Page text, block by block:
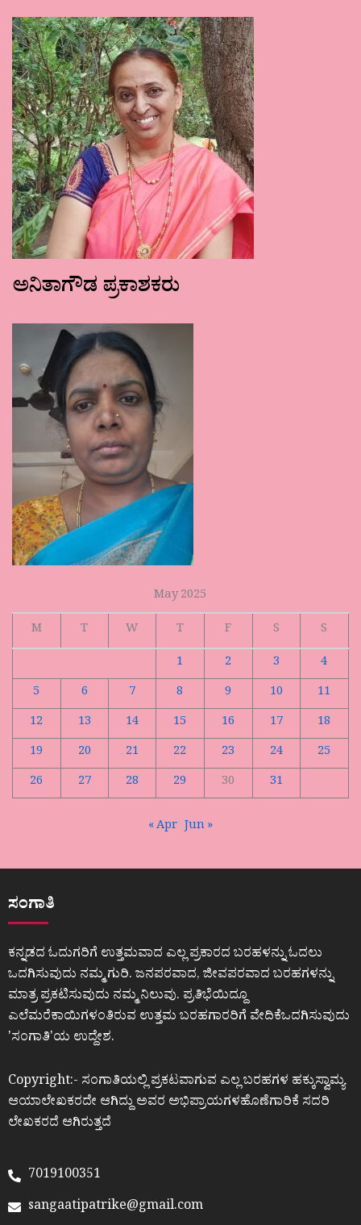
ಅನಿತಾಗೌಡ ಪ್ರಕಾಶಕರು
May 2025
M
T W T F S
S
1
2 3
4
5
6 7 8 9 10
11
12
13 14 15 16 17
18
19
20 21 22 23 24
25
26
27 28 29 30 31
« Apr Jun »
ಸಂಗಾತಿ
ಕನ್ನಡದ ಓದುಗರಿಗೆ ಉತ್ತಮವಾದ ಎಲ್ಲ ಪ್ರಕಾರದ ಬರಹಳನ್ನು ಓದಲು
ಒದಗಿಸುವುದು ನಮ್ಮ ಗುರಿ. ಜನಪರವಾದ, ಜೀವಪರವಾದ ಬರಹಗಳನ್ನು
ಮಾತ್ರ ಪ್ರಕಟಿಸುವುದು ನಮ್ಮ ನಿಲುವು. ಪ್ರತಿಭೆಯಿದ್ದೂ
ಎಲೆಮರೆಕಾಯಿಗಳಂತಿರುವ ಉತ್ತಮ ಬರಹಗಾರರಿಗೆ ವೇದಿಕೆಒದಗಿಸುವುದು
ʼಸಂಗಾತಿʼಯ ಉದ್ದೇಶ.
Copyright:- ಸಂಗಾತಿಯಲ್ಲಿ ಪ್ರಕಟವಾಗುವ ಎಲ್ಲ ಬರಹಗಳ ಹಕ್ಕುಸ್ವಾಮ್ಯ
ಆಯಾಲೇಖಕರದೇ ಆಗಿದ್ದು ಅವರ ಅಭಿಪ್ರಾಯಗಳಹೊಣೆಗಾರಿಕೆ ಸದರಿ
ಲೇಖಕರದೆ ಆಗಿರುತ್ತದೆ
7019100351
sangaatipatrike@gmail.com